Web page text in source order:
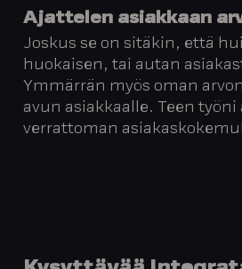
Ajattelen asiakkaan
Joskus se on sitäkin, että
huokaisen, tai autan
Ymmärrän myös oman
avun asiakkaalle. Teen
verrattoman